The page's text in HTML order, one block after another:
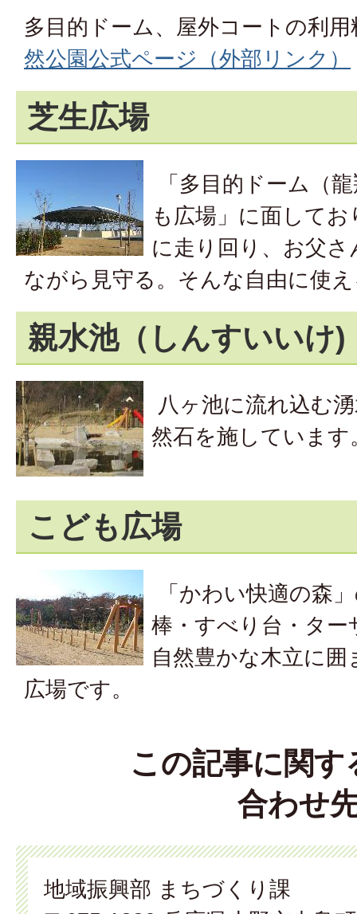
多目的ドーム、屋外コートの利
然公園公式ページ（外部リンク）
芝生広場
「多目的ドーム（
も広場」に面して
に走り回り、お父
ながら見守る。そんな自由に使
親水池（しんすいいけ)
八ヶ池に流れ込む
然石を施しています
こども広場
「かわい快適の森
棒・すべり台・タ
自然豊かな木立に
広場です。
この記事に関す
合わせ
地域振興部 まちづくり課